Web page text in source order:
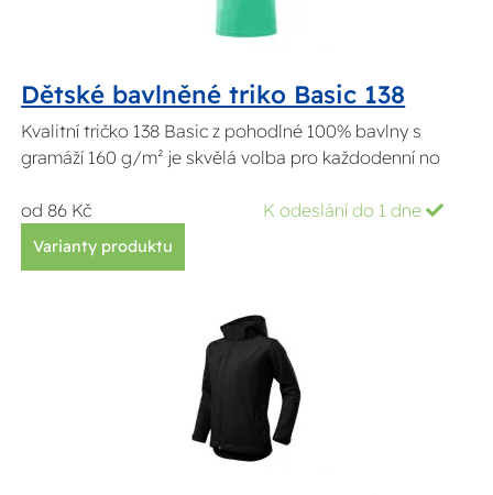
Dětské bavlněné triko Basic 138
Kvalitní tričko 138 Basic z pohodlné 100% bavlny s
gramáží 160 g/m² je skvělá volba pro každodenní no
od 86 Kč K odeslání do 1 dne
Varianty produktu